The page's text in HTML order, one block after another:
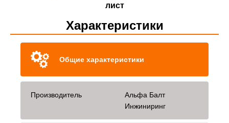
лист
Характеристики
Общие характеристики
Производитель
Альфа Балт
Инжиниринг